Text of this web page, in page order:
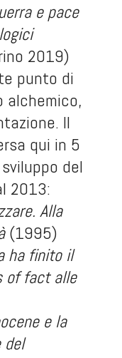
e pace
2019)
punto di
alchemico,
Il
qui in 5
del
2013:
Alla
(1995)
ha finito il
of fact alle
e la
del